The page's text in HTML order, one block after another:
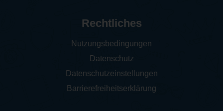
Rechtliches
Nutzungsbedingungen
Datenschutz
Datenschutzeinstellungen
Barrierefreiheitserklärung